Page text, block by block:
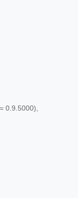
0.9.5000),